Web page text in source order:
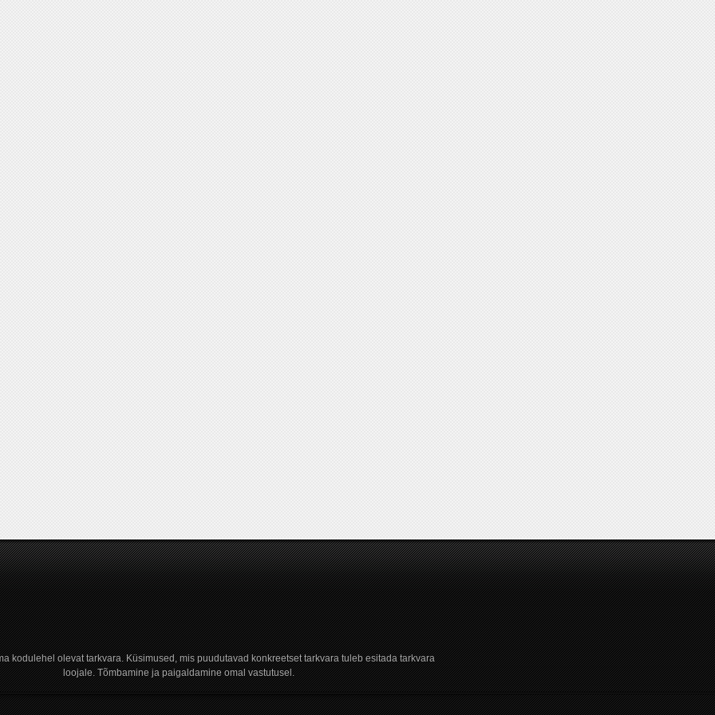
kodulehel olevat tarkvara. Küsimused, mis puudutavad konkreetset tarkvara tuleb esitada tarkvara
loojale. Tõmbamine ja paigaldamine omal vastutusel.